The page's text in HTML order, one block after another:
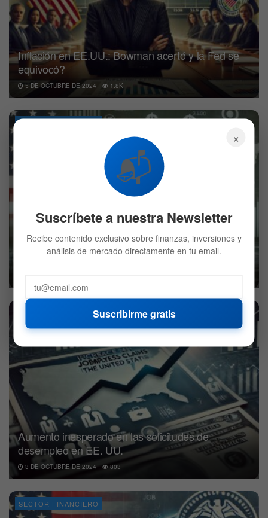
Inflación en EE.UU.: Bowman acertó y la Fed se
equivocó?
5 DE OCTUBRE DE 2024 1.8K
SECTOR FINANCIERO
El empleo en EE. UU. sorprende en septiembre
SECTOR FINANCIERO
Aumento inesperado en las solicitudes de
desempleo en EE. UU.
3 DE OCTUBRE DE 2024 803
SECTOR FINANCIERO
×
📬
Suscríbete a nuestra Newsletter
Recibe contenido exclusivo sobre finanzas, inversiones y
análisis de mercado directamente en tu email.
Suscribirme gratis